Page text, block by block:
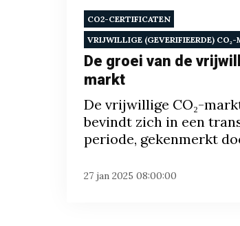
CO2-CERTIFICATEN
VRIJWILLIGE (GEVERIFIEERDE) CO₂-
De groei van de
markt
De vrijwillige CO₂-
bevindt zich in een
periode, gekenmerkt
27 jan 2025 08:00:00